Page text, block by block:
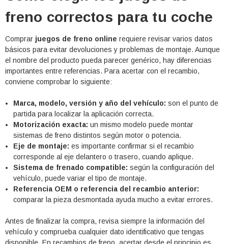
freno correctos para tu coche
Comprar juegos de freno online requiere revisar varios datos
básicos para evitar devoluciones y problemas de montaje. Aunque
el nombre del producto pueda parecer genérico, hay diferencias
importantes entre referencias. Para acertar con el recambio,
conviene comprobar lo siguiente:
Marca, modelo, versión y año del vehículo: son el punto de
partida para localizar la aplicación correcta.
Motorización exacta: un mismo modelo puede montar
sistemas de freno distintos según motor o potencia.
Eje de montaje: es importante confirmar si el recambio
corresponde al eje delantero o trasero, cuando aplique.
Sistema de frenado compatible: según la configuración del
vehículo, puede variar el tipo de montaje.
Referencia OEM o referencia del recambio anterior:
comparar la pieza desmontada ayuda mucho a evitar errores.
Antes de finalizar la compra, revisa siempre la información del
vehículo y comprueba cualquier dato identificativo que tengas